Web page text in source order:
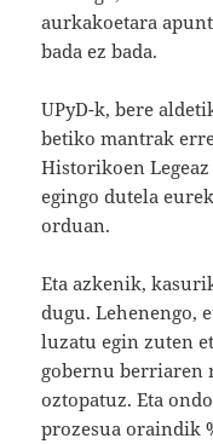
aurkakoetara
bada ez bada.
UPyD-k, bere
betiko mantrak
Historikoen
egingo dutela
orduan.
Eta azkenik,
dugu. Lehenengo,
luzatu egin zuten
gobernu berriaren
oztopatuz. Eta
prozesua oraindik